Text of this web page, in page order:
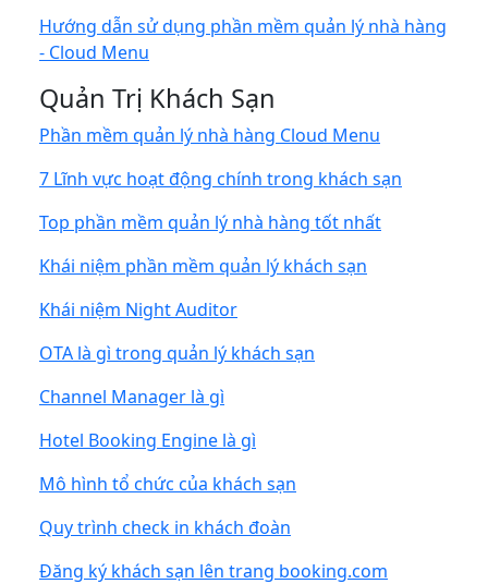
Hướng dẫn sử dụng phần mềm quản lý nhà hàng
- Cloud Menu
Quản Trị Khách Sạn
Phần mềm quản lý nhà hàng Cloud Menu
7 Lĩnh vực hoạt động chính trong khách sạn
Top phần mềm quản lý nhà hàng tốt nhất
Khái niệm phần mềm quản lý khách sạn
Khái niệm Night Auditor
OTA là gì trong quản lý khách sạn
Channel Manager là gì
Hotel Booking Engine là gì
Mô hình tổ chức của khách sạn
Quy trình check in khách đoàn
Đăng ký khách sạn lên trang booking.com